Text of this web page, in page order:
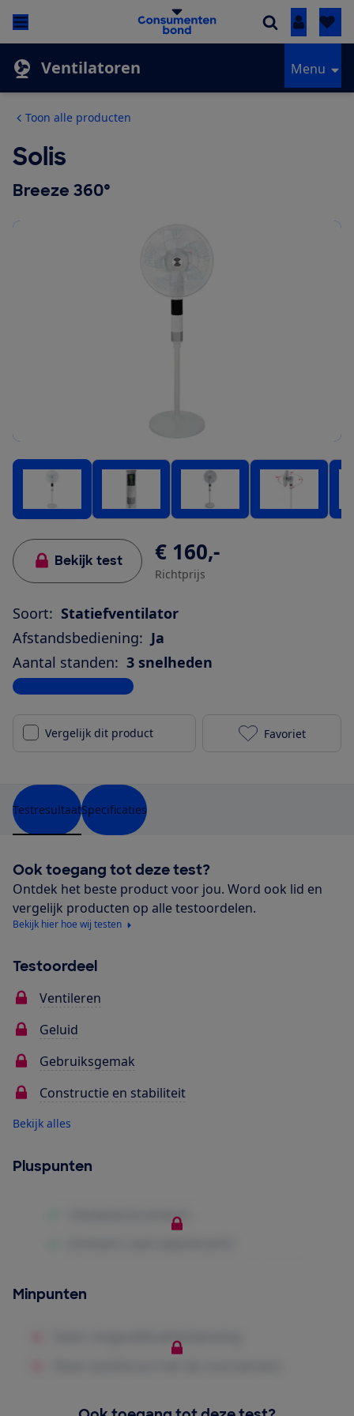
Inloggen
Ventilatoren Menu
Toon alle producten
Solis
Breeze 360°
Bekijk test € 160,-
Richtprijs
Soort: Statiefventilator
Afstandsbediening: Ja
Aantal standen: 3 snelheden
Bekijk alle specificaties
Vergelijk dit product Solis Breeze
Favoriet
TestresultaatSpecificaties
Ook toegang tot deze test?
Ontdek het beste product voor jou. Word ook lid en
vergelijk producten op alle testoordelen.
Bekijk hier hoe wij testen
Testoordeel
Ventileren
Geluid
Gebruiksgemak
Constructie en stabiliteit
Bekijk alles
Pluspunten
Minpunten